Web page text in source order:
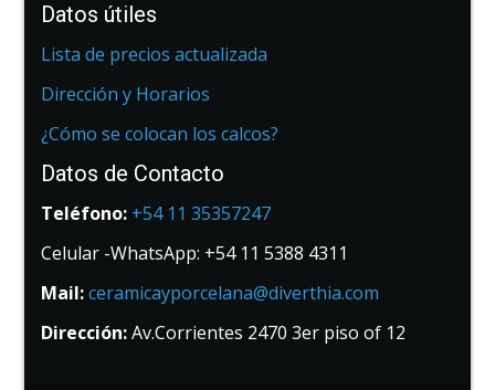
Datos útiles
Lista de precios actualizada
Dirección y Horarios
¿Cómo se colocan los calcos?
Datos de Contacto
Teléfono: +54 11 35357247
Celular -WhatsApp: +54 11 5388 4311
Mail:ceramicayporcelana@diverthia.com
Dirección:Av.Corrientes 2470 3er piso of 12